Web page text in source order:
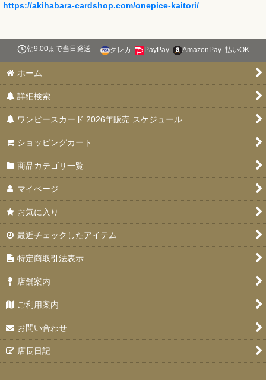
https://akihabara-cardshop.com/onepice-kaitori/
朝9:00まで当日発送 クレカ PayPay AmazonPay 払いOK
ホーム
詳細検索
ワンピースカード 2026年販売 スケジュール
ショッピングカート
商品カテゴリ一覧
マイページ
お気に入り
最近チェックしたアイテム
特定商取引法表示
店舗案内
ご利用案内
お問い合わせ
店長日記